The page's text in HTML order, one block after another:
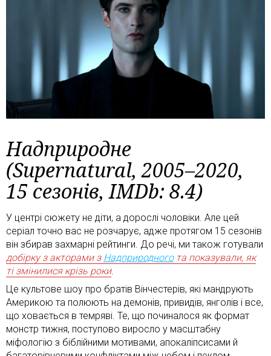
Надприродне
(Supernatural, 2005–2020,
15 сезонів, IMDb: 8.4)
У центрі сюжету не діти, а дорослі чоловіки. Але цей
серіал точно вас не розчарує, адже протягом 15 сезонів
він збирав захмарні рейтинги. До речі, ми також готували
добірку з акторами з Надприродногота показували, як
ті змінилися крізь роки.
Це культове шоу про братів Вінчестерів, які мандрують
Америкою та полюють на демонів, привидів, янголів і все,
що ховається в темряві. Те, що починалося як формат
монстр тижня, поступово виросло у масштабну
міфологію з біблійними мотивами, апокаліпсисами й